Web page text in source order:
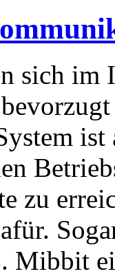
sich im
zu
Mibbit